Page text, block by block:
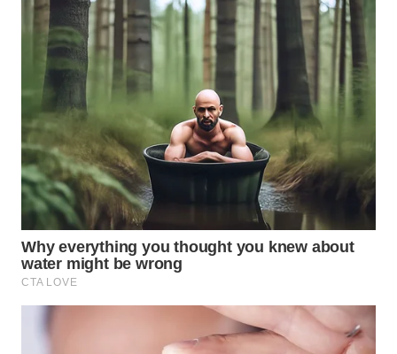
PRIANGAN
TIMUR
WN
SOLO
WN
BOROBUDUR
WN
MADURA